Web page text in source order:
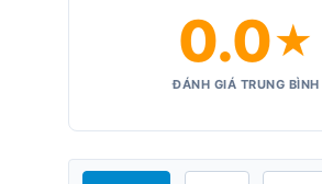
0.0★
ĐÁNH GIÁ TRUNG BÌNH